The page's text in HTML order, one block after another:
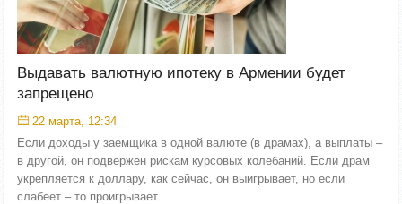
Выдавать валютную ипотеку в Армении будет
запрещено
22 марта, 12:34
Если доходы у заемщика в одной валюте (в драмах), а выплаты –
в другой, он подвержен рискам курсовых колебаний. Если драм
укрепляется к доллару, как сейчас, он выигрывает, но если
слабеет – то проигрывает.